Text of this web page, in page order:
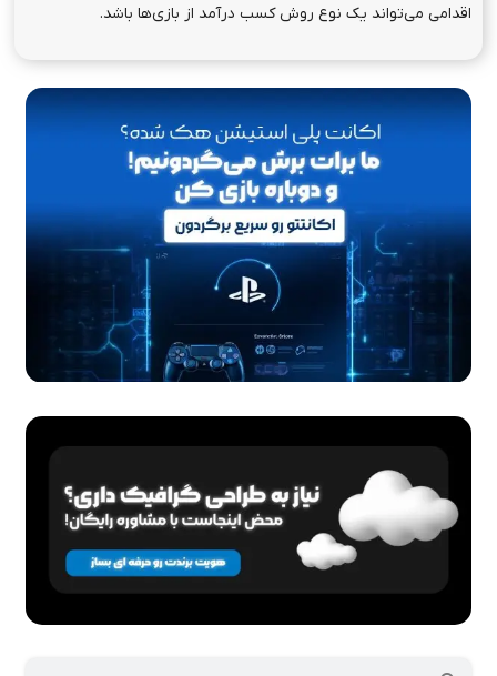
اقدامی می‌تواند یک نوع روش کسب درآمد از بازی‌ها باشد.